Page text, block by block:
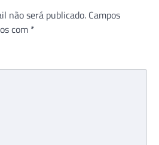
não será publicado. Campos
com *